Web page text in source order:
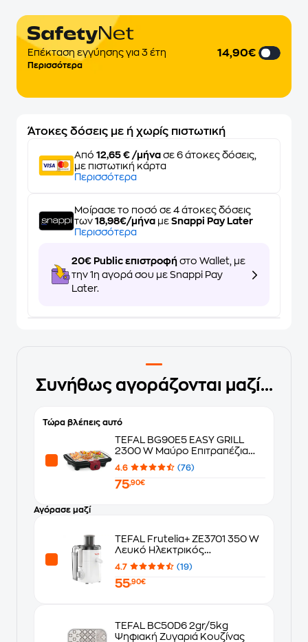
Επέκταση εγγύησης για 3 έτη
Περισσότερα
14,90€
Άτοκες δόσεις με ή χωρίς πιστωτική
Από 12,65 € /μήνα σε 6 άτοκες δόσεις,
με πιστωτική κάρτα
Περισσότερα
Μοίρασε το ποσό σε 4 άτοκες δόσεις
των 18,98€/μήνα με Snappi Pay Later
Περισσότερα
20€ Public επιστροφή στο Wallet, με
την 1η αγορά σου με Snappi Pay
Later.
Συνήθως αγοράζονται μαζί...
Τώρα βλέπεις αυτό
TEFAL BG90E5 EASY GRILL
2300 W Μαύρο Επιτραπέζια
Ηλεκτρική Ψησταριά
4.6 (76)
75,90€
Αγόρασε μαζί
TEFAL Frutelia+ ZE3701 350 W
Λευκό Ηλεκτρικός
Αποχυμωτής
4.7 (19)
55,90€
TEFAL BC50D6 2gr/5kg
Ψηφιακή Ζυγαριά Κουζίνας